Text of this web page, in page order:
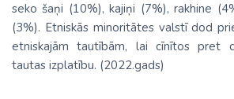
seko šaņi (10%), kajiņi (7%), rakhine
(3%). Etniskās minoritātes valstī dod
etniskajām tautībām, lai cīnītos pret
tautas izplatību. (2022.gads)